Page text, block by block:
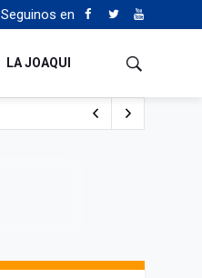
Seguinos en
LA JOAQUI